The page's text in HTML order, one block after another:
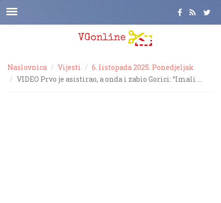
Naslovnica Vijesti
6. listopada 2025. Ponedjeljak
VIDEO Prvo je asistirao, a onda i zabio Gorici: “Imali …